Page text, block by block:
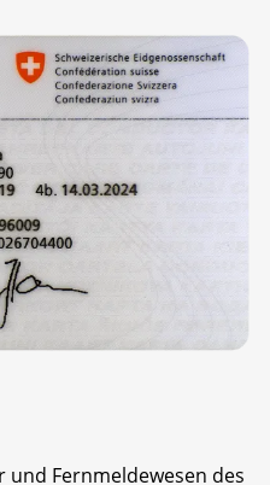
Fernmeldewesen des